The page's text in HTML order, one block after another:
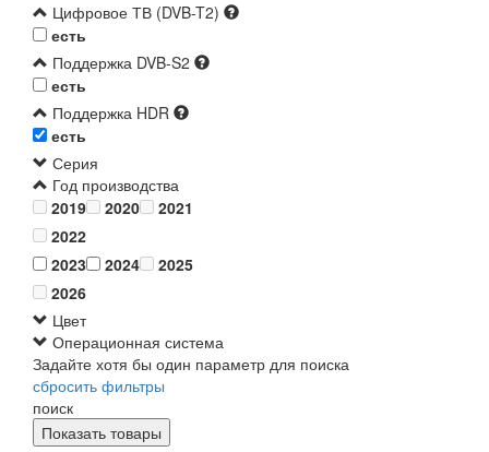
Цифровое ТВ (DVB-T2)
есть
Поддержка DVB-S2
есть
Поддержка HDR
есть
Серия
Год производства
2019
2020
2021
2022
2023
2024
2025
2026
Цвет
Операционная система
Задайте хотя бы один параметр для поиска
сбросить фильтры
поиск